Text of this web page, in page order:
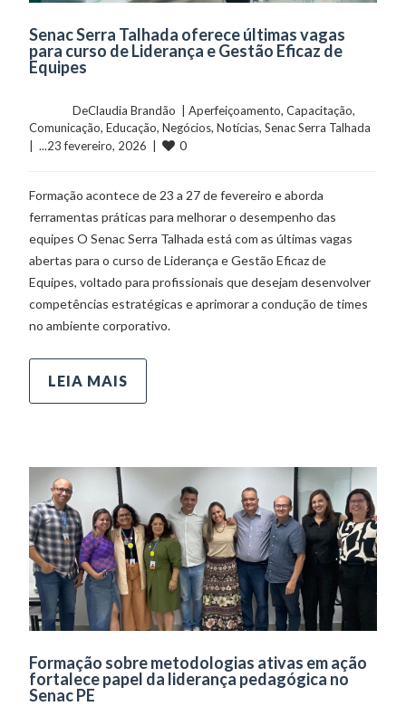
Senac Serra Talhada oferece últimas vagas
para curso de Liderança e Gestão Eficaz de
Equipes
	    	DeClaudia Brandão  |
Aperfeiçoamento, Capacitação
Comunicação, Educação, Negócios, Notícias, Senac Serra Talhada
|  ...23 fevereiro, 2026  |
0
Formação acontece de 23 a 27 de fevereiro e aborda
ferramentas práticas para melhorar o desempenho das
equipes O Senac Serra Talhada está com as últimas vagas
abertas para o curso de Liderança e Gestão Eficaz de
Equipes, voltado para profissionais que desejam desenvolver
competências estratégicas e aprimorar a condução de times
no ambiente corporativo.
LEIA MAIS
Formação sobre metodologias ativas em ação
fortalece papel da liderança pedagógica no
Senac PE